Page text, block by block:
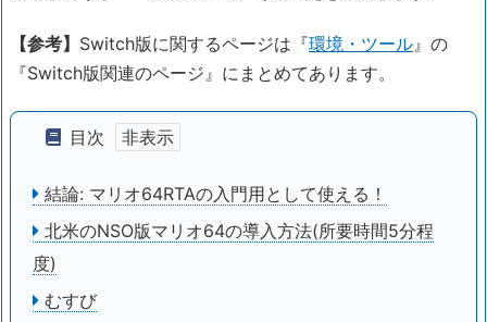
【参考】 Switch版に関するページは『環境・ツール』の
『Switch版関連のページ』にまとめてあります。
目次
結論: マリオ64RTAの入門用として使える！
北米のNSO版マリオ64の導入方法(所要時間5分程
度)
むすび